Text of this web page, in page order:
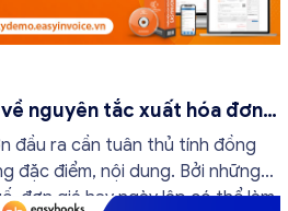
nguyên tắc xuất hóa đơn
đầu ra cần tuân thủ tính đồng
đặc điểm, nội dung. Bởi những
đơn giá hay ngày lập có thể làm